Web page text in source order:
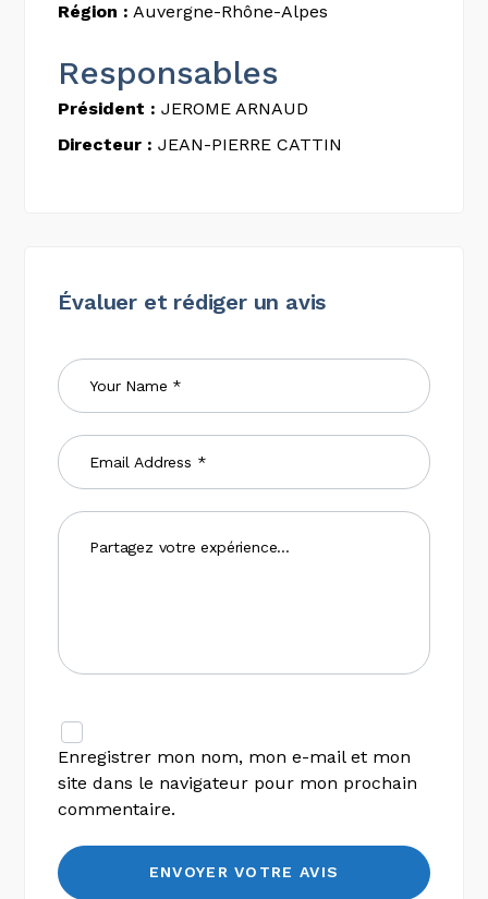
Région : Auvergne-Rhône-Alpes
Responsables
Président : JEROME ARNAUD
Directeur : JEAN-PIERRE CATTIN
Évaluer et rédiger un avis
Enregistrer mon nom, mon e-mail et mon
site dans le navigateur pour mon prochain
commentaire.